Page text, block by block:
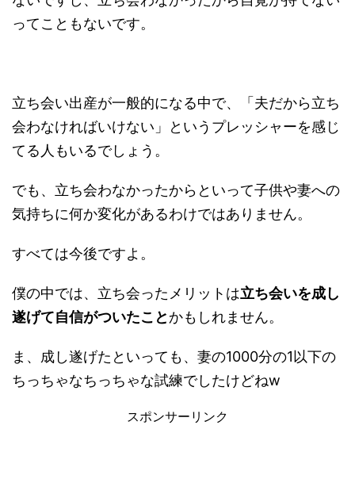
ってこともないです。
立ち会い出産が一般的になる中で、「夫だから立ち
会わなければいけない」というプレッシャーを感じ
てる人もいるでしょう。
でも、立ち会わなかったからといって子供や妻への
気持ちに何か変化があるわけではありません。
すべては今後ですよ。
僕の中では、立ち会ったメリットは立ち会いを成し
遂げて自信がついたことかもしれません。
ま、成し遂げたといっても、妻の1000分の1以下の
ちっちゃなちっちゃな試練でしたけどねw
スポンサーリンク